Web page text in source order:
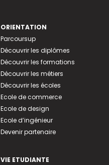
ORIENTATION
Parcoursup
Découvrir les diplômes
Découvrir les formations
Découvrir les métiers
Découvrir les écoles
Ecole de commerce
Ecole de design
Ecole d’ingénieur
Devenir partenaire
VIE ETUDIANTE